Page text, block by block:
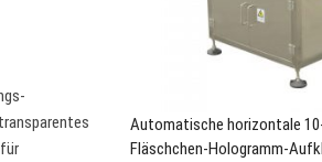
Automatische horizontale
Fläschchen-Hologramm-